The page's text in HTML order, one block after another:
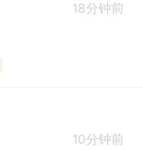
18分钟前
10分钟前